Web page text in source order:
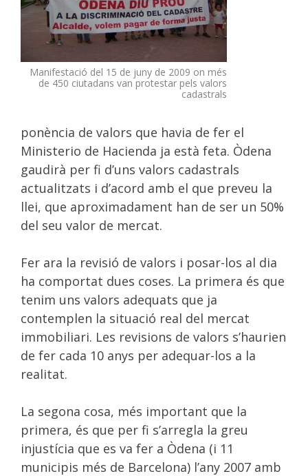
Manifestació del 15 de juny de 2009 on més
de 450 ciutadans van protestar pels valors
cadastrals
ponència de valors que havia de fer el
Ministerio de Hacienda ja està feta. Òdena
gaudirà per fi d’uns valors cadastrals
actualitzats i d’acord amb el que preveu la
llei, que aproximadament han de ser un 50%
del seu valor de mercat.
Fer ara la revisió de valors i posar-los al dia
ha comportat dues coses. La primera és que
tenim uns valors adequats que ja
contemplen la situació real del mercat
immobiliari. Les revisions de valors s’haurien
de fer cada 10 anys per adequar-los a la
realitat.
La segona cosa, més important que la
primera, és que per fi s’arregla la greu
injustícia que es va fer a Òdena (i 11
municipis més de Barcelona) l’any 2007 amb